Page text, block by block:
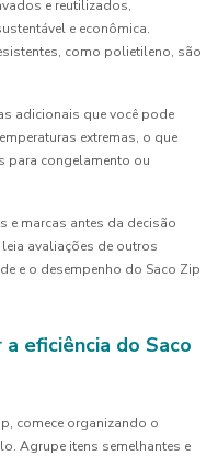
e reutilizados,
e econômica.
como polietileno, são
adicionais que você pode
extremas, o que
para congelamento ou
e marcas antes da decisão
avaliações de outros
e o desempenho do Saco Zip
eficiência do Saco
comece organizando o
Agrupe itens semelhantes e